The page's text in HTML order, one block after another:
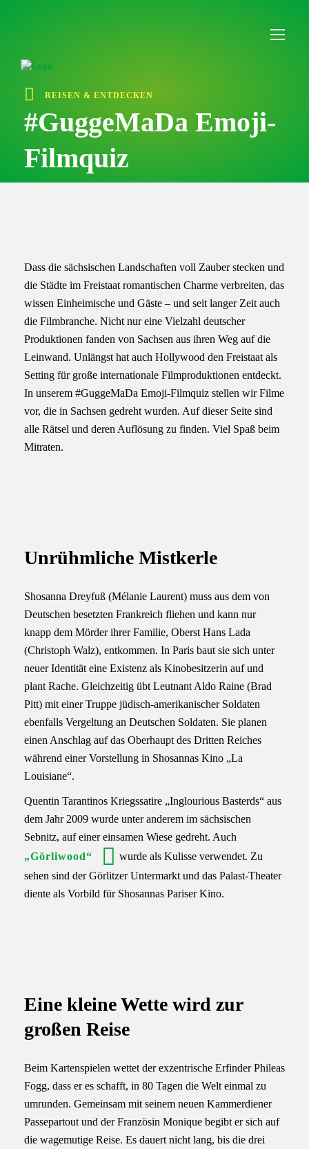
REISEN & ENTDECKEN
#GuggeMaDa Emoji-
Filmquiz
Dass die sächsischen Landschaften voll Zauber stecken und
die Städte im Freistaat romantischen Charme verbreiten, das
wissen Einheimische und Gäste – und seit langer Zeit auch
die Filmbranche. Nicht nur eine Vielzahl deutscher
Produktionen fanden von Sachsen aus ihren Weg auf die
Leinwand. Unlängst hat auch Hollywood den Freistaat als
Setting für große internationale Filmproduktionen entdeckt.
In unserem #GuggeMaDa Emoji-Filmquiz stellen wir Filme
vor, die in Sachsen gedreht wurden. Auf dieser Seite sind
alle Rätsel und deren Auflösung zu finden. Viel Spaß beim
Mitraten.
Unrühmliche Mistkerle
Shosanna Dreyfuß (Mélanie Laurent) muss aus dem von
Deutschen besetzten Frankreich fliehen und kann nur
knapp dem Mörder ihrer Familie, Oberst Hans Lada
(Christoph Walz), entkommen. In Paris baut sie sich unter
neuer Identität eine Existenz als Kinobesitzerin auf und
plant Rache. Gleichzeitig übt Leutnant Aldo Raine (Brad
Pitt) mit einer Truppe jüdisch-amerikanischer Soldaten
ebenfalls Vergeltung an Deutschen Soldaten. Sie planen
einen Anschlag auf das Oberhaupt des Dritten Reiches
während einer Vorstellung in Shosannas Kino „La
Louisiane“.
Quentin Tarantinos Kriegssatire „Inglourious Basterds“ aus
dem Jahr 2009 wurde unter anderem im sächsischen
Sebnitz, auf einer einsamen Wiese gedreht. Auch
„Görliwood“
wurde als Kulisse verwendet. Zu
sehen sind der Görlitzer Untermarkt und das Palast-Theater
diente als Vorbild für Shosannas Pariser Kino.
Eine kleine Wette wird zur
großen Reise
Beim Kartenspielen wettet der exzentrische Erfinder Phileas
Fogg, dass er es schafft, in 80 Tagen die Welt einmal zu
umrunden. Gemeinsam mit seinem neuen Kammerdiener
Passepartout und der Französin Monique begibt er sich auf
die wagemutige Reise. Es dauert nicht lang, bis die drei